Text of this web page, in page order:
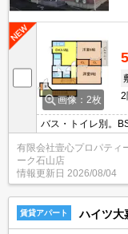
画像：2枚
2
バス・トイレ別。
有限会社壹心プロパティ
ーク石山店
情報更新日 2026/08/04
賃貸アパート ハイツ大